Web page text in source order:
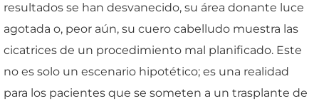
resultados se han desvanecido, su área donante luce
agotada o, peor aún, su cuero cabelludo muestra las
cicatrices de un procedimiento mal planificado. Este
no es solo un escenario hipotético; es una realidad
para los pacientes que se someten a un trasplante de